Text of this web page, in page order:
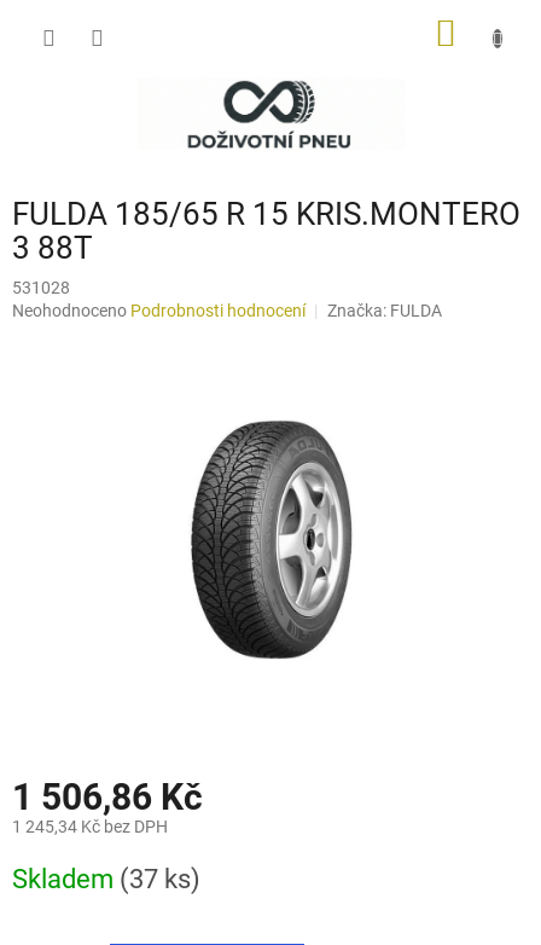
FULDA 185/65 R 15 KRIS.MONTERO
3 88T
531028
Průměrné
Neohodnoceno Podrobnosti hodnocení Značka: FULDA
1 506,86 Kč
1 245,34 Kč bez DPH
cena:
Skladem (37 ks)